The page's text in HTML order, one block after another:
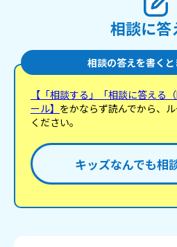
相談に答
相談の答えを書く
【「相談する」「相談に答える
ール】 をかならず読んでから、
ください。
キッズなんでも相